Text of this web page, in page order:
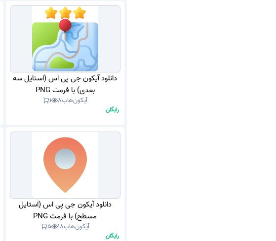
دانلود آیکون جی پی اس (استایل سه
بعدی) با فرمت PNG
آیکون‌هاب8
1
رایگان
دانلود آیکون جی پی اس (استایل
مسطح) با فرمت PNG
آیکون‌هاب18
5
رایگان